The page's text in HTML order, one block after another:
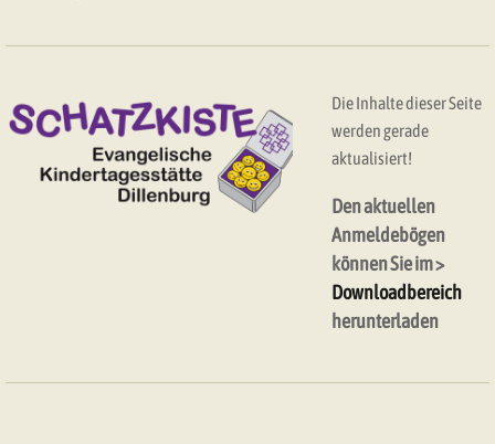
Die Inhalte dieser Seite
werden gerade
aktualisiert!
Den aktuellen
Anmeldebögen
können Sie im >
Downloadbereich
herunterladen